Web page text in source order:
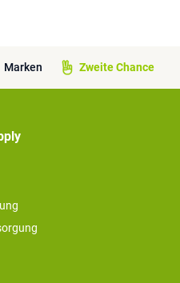
Marken Zweite Chance